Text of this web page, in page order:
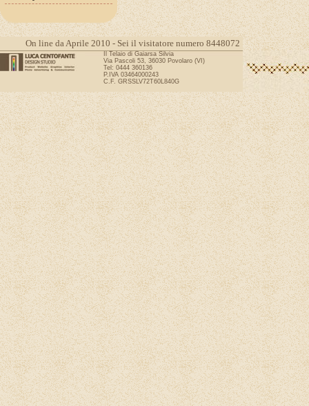
On line da Aprile 2010 - Sei il visitatore numero 8448072
Il Telaio di Gaiarsa Silvia
Via Pascoli 53, 36030 Povolaro (VI)
Tel: 0444 360136
P.IVA 03464000243
C.F. GRSSLV72T60L840G